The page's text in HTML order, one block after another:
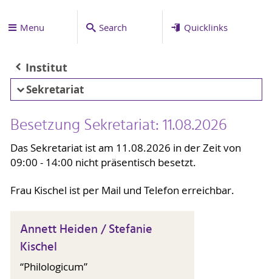
Menu Search Quicklinks
Institut
Sekretariat
Besetzung Sekretariat: 11.08.2026
Das Sekretariat ist am 11.08.2026 in der Zeit von
09:00 - 14:00 nicht präsentisch besetzt.
Frau Kischel ist per Mail und Telefon erreichbar.
Annett Heiden / Stefanie
Kischel
“Philologicum”